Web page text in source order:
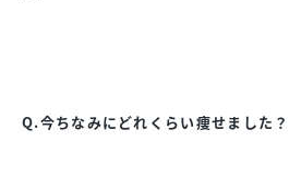
Q.今ちなみにどれくらい痩せました？